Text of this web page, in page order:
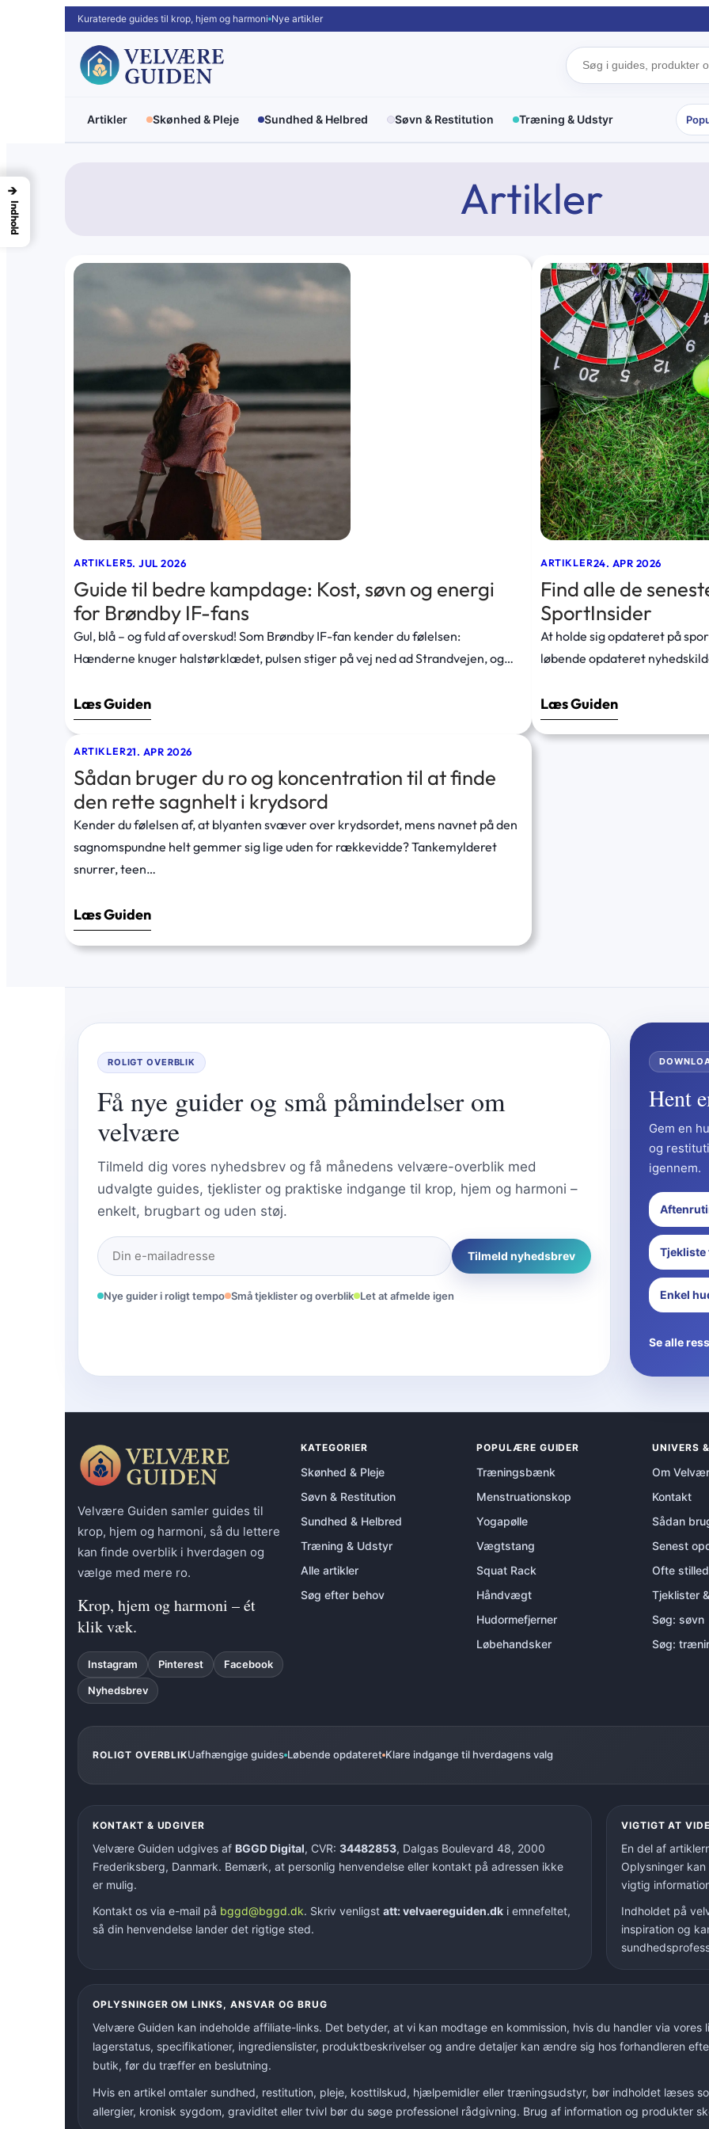
Kuraterede guides til krop, hjem og harmoni Nye artikler
Artikler Skønhed & Pleje Sundhed & Helbred Søvn & Restitution Træning & Udstyr
Artikler
ARTIKLER5. JUL 2026
Guide til bedre kampdage: Kost, søvn og energi
for Brøndby IF-fans
Gul, blå – og fuld af overskud! Som Brøndby IF-fan kender du følelsen:
Hænderne knuger halstørklædet, pulsen stiger på vej ned ad Strandvejen, og…
Læs Guiden
ARTIKLER24. APR 2026
Find alle de
SportInsider
At holde sig opdateret på
løbende opdateret
Læs Guiden
ARTIKLER21. APR 2026
Sådan bruger du ro og koncentration til at finde
den rette sagnhelt i krydsord
Kender du følelsen af, at blyanten svæver over krydsordet, mens navnet på den
sagnomspundne helt gemmer sig lige uden for rækkevidde? Tankemylderet
snurrer, teen…
Læs Guiden
ROLIGT OVERBLIK
Få nye guider og små påmindelser om
velvære
Tilmeld dig vores nyhedsbrev og få månedens velvære-overblik med
udvalgte guides, tjeklister og praktiske indgange til krop, hjem og harmoni –
enkelt, brugbart og uden støj.
Tilmeld nyhedsbrev
Nye guider i roligt tempo Små tjeklister og overblik Let at afmelde igen
Hent
Gem en
og
igennem.
Enkel
Se alle
Velvære Guiden samler guides til
krop, hjem og harmoni, så du lettere
kan finde overblik i hverdagen og
vælge med mere ro.
Krop, hjem og harmoni – ét
klik væk.
Instagram Pinterest Facebook
Nyhedsbrev
KATEGORIER
Skønhed & Pleje
Søvn & Restitution
Sundhed & Helbred
Træning & Udstyr
Alle artikler
Søg efter behov
POPULÆRE GUIDER
Træningsbænk
Menstruationskop
Yogapølle
Vægtstang
Squat Rack
Håndvægt
Hudormefjerner
Løbehandsker
UNIVERS
Om
Kontakt
Sådan
Senest
Ofte
Tjeklister
Søg: søvn
Søg:
ROLIGT OVERBLIKUafhængige guides Løbende opdateret Klare indgange til hverdagens valg
KONTAKT & UDGIVER
Velvære Guiden udgives af BGGD Digital, CVR: 34482853, Dalgas Boulevard 48, 2000
Frederiksberg, Danmark. Bemærk, at personlig henvendelse eller kontakt på adressen ikke
er mulig.
Kontakt os via e-mail på bggd@bggd.dk. Skriv venligst att: velvaereguiden.dki emnefeltet,
så din henvendelse lander det rigtige sted.
VIGTIGT AT
En del af
Oplysninger
vigtig
Indholdet på
inspiration og
OPLYSNINGER OM LINKS, ANSVAR OG BRUG
Velvære Guiden kan indeholde affiliate-links. Det betyder, at vi kan modtage en kommission, hvis du handler via vores
lagerstatus, specifikationer, ingredienslister, produktbeskrivelser og andre detaljer kan ændre sig hos forhandleren
butik, før du træffer en beslutning.
Hvis en artikel omtaler sundhed, restitution, pleje, kosttilskud, hjælpemidler eller træningsudstyr, bør indholdet læses
allergier, kronisk sygdom, graviditet eller tvivl bør du søge professionel rådgivning. Brug af information og produkter
→
Indhold